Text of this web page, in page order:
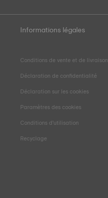
Informations légales
Conditions de vente et de livraison
Déclaration de confidentialité
Déclaration sur les cookies
Paramètres des cookies
Conditions d'utilisation
Recyclage